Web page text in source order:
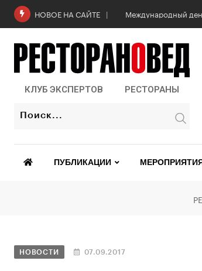
НОВОЕ НА САЙТЕ Международный
КЛУБ ЭКСПЕРТОВ РЕСТОРАНЫ
ПУБЛИКАЦИИ МЕРОПРИЯТИЯ
НОВОСТИ 07.09.2017